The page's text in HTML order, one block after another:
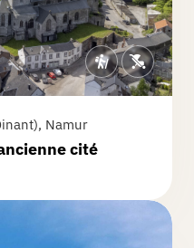
Namur
cité